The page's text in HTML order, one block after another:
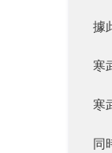
據
寒
寒
同